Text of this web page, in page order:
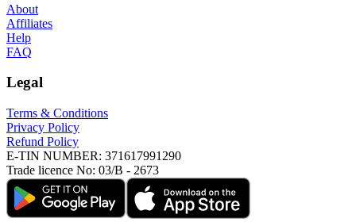
About
Affiliates
Help
FAQ
Legal
Terms & Conditions
Privacy Policy
Refund Policy
E-TIN NUMBER: 371617991290
Trade licence No: 03/B - 2673